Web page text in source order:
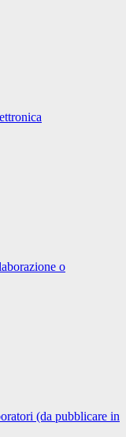
o
(da pubblicare in